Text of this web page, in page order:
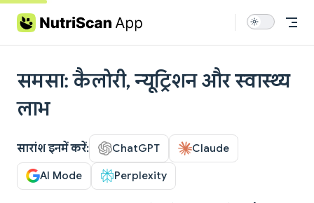
Skip to content
समसा: कैलोरी, न्यूट्रिशन और स्वास्थ्य
लाभ
सारांश इनमें करें: ChatGPT Claude
AI Mode Perplexity